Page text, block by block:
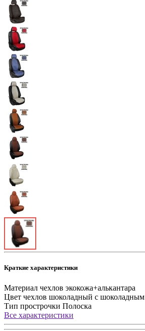
Краткие характеристики
Материал чехлов экокожа+алькантара
Цвет чехлов шоколадный с шоколадным
Тип прострочки Полоска
Все характеристики